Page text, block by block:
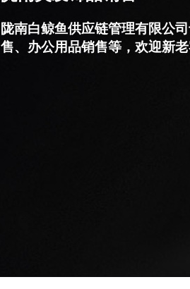
陇南白鲸鱼供应链管理有限公
售、办公用品销售等，欢迎新